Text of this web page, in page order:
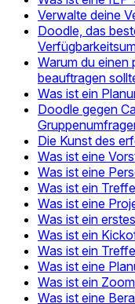
Verwalte deine
Doodle, das
Warum du einen
beauftragen
Was ist ein
Doodle gegen
Die Kunst des
Was ist eine
Was ist eine
Was ist ein
Was ist eine
Was ist ein
Was ist ein
Was ist ein
Was ist eine
Was ist ein
Was ist eine